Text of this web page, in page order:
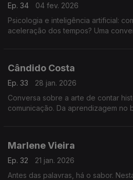
Ep. 34
04 fev. 2026
Psicologia e inteligência artificial:
aceleração dos tempos? Uma
Cândido Costa
Ep. 33
28 jan. 2026
Conversa sobre a arte de contar
comunicação. Da aprendizagem no
Marlene Vieira
Ep. 32
21 jan. 2026
Antes das palavras, há o sabor.